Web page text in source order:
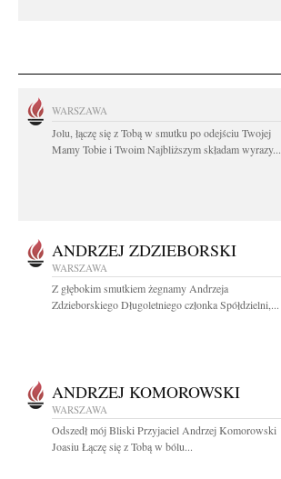
WARSZAWA
Jolu, łączę się z Tobą w smutku po odejściu Twojej
Mamy Tobie i Twoim Najbliższym składam wyrazy...
ANDRZEJ ZDZIEBORSKI
WARSZAWA
Z głębokim smutkiem żegnamy Andrzeja
Zdzieborskiego Długoletniego członka Spółdzielni,...
ANDRZEJ KOMOROWSKI
WARSZAWA
Odszedł mój Bliski Przyjaciel Andrzej Komorowski
Joasiu Łączę się z Tobą w bólu...